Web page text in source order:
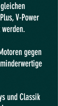
V-Power
gegen
und Classik